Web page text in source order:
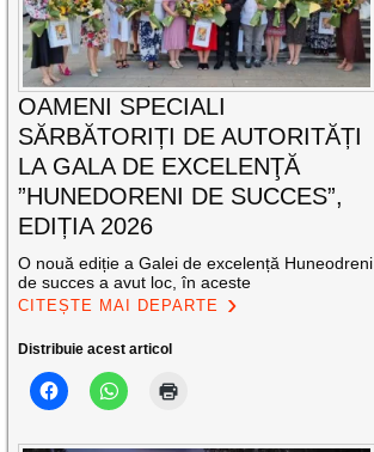
OAMENI SPECIALI
SĂRBĂTORIȚI DE AUTORITĂȚI
LA GALA DE EXCELENŢĂ
”HUNEDORENI DE SUCCES”,
EDIȚIA 2026
O nouă ediție a Galei de excelență Huneodreni
de succes a avut loc, în aceste
CITEȘTE MAI DEPARTE
Distribuie acest articol